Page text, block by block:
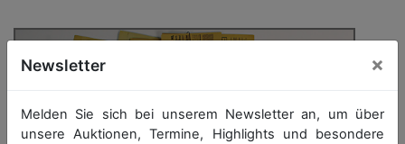
Newsletter ×
Melden Sie sich bei unserem Newsletter an, um über
unsere Auktionen, Termine, Highlights und besondere